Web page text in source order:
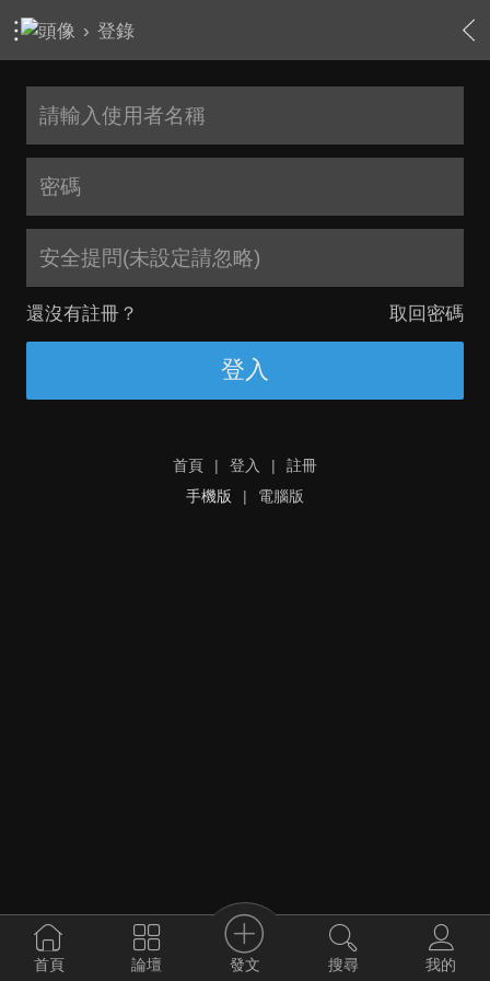
› 登錄
安全提問(未設定請忽略)
還沒有註冊？ 取回密碼
登入
首頁 | 登入 |
註冊
手機版
| 電腦版
首頁 論壇 發文 搜尋 我的